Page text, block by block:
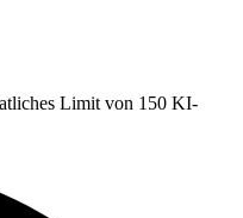
Limit von 150 KI-